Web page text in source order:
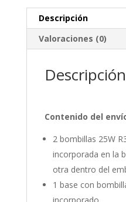
Descripción
Valoraciones (0)
Descripción
Contenido del
2 bombillas 25W
incorporada en la
otra dentro del
1 base con